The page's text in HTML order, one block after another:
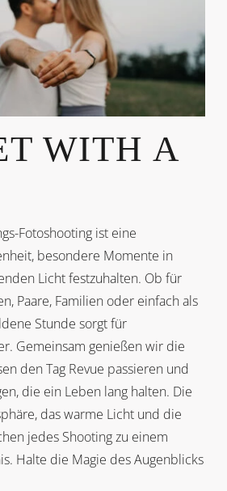
WITH A
Fotoshooting ist eine
besondere Momente in
Licht festzuhalten. Ob für
Paare, Familien oder einfach als
Stunde sorgt für
Gemeinsam genießen wir die
den Tag Revue passieren und
die ein Leben lang halten. Die
das warme Licht und die
jedes Shooting zu einem
Halte die Magie des Augenblicks